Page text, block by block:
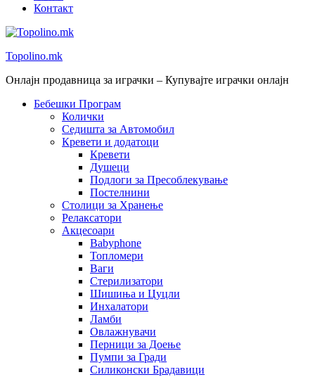
Контакт
Topolino.mk
Онлајн продавница за играчки – Купувајте играчки онлајн
Бебешки Програм
Колички
Седишта за Автомобил
Кревети и додатоци
Кревети
Душеци
Подлоги за Пресоблекување
Постелнини
Столици за Хранење
Релаксатори
Акцесоари
Babyphone
Топломери
Ваги
Стерилизатори
Шишиња и Цуцли
Инхалатори
Ламби
Овлажнувачи
Перници за Доење
Пумпи за Гради
Силиконски Брадавици